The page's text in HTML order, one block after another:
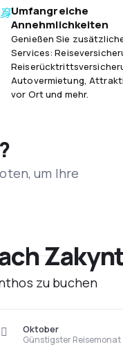
Umfangreiche
Annehmlichkeiten
Genießen Sie
Services:
Autovermietung,
vor Ort und mehr.
um Ihre
zu buchen
Günstigster Reisemonat
Oktober